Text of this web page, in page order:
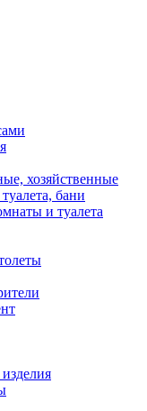
хозяйственные
бани
и туалета